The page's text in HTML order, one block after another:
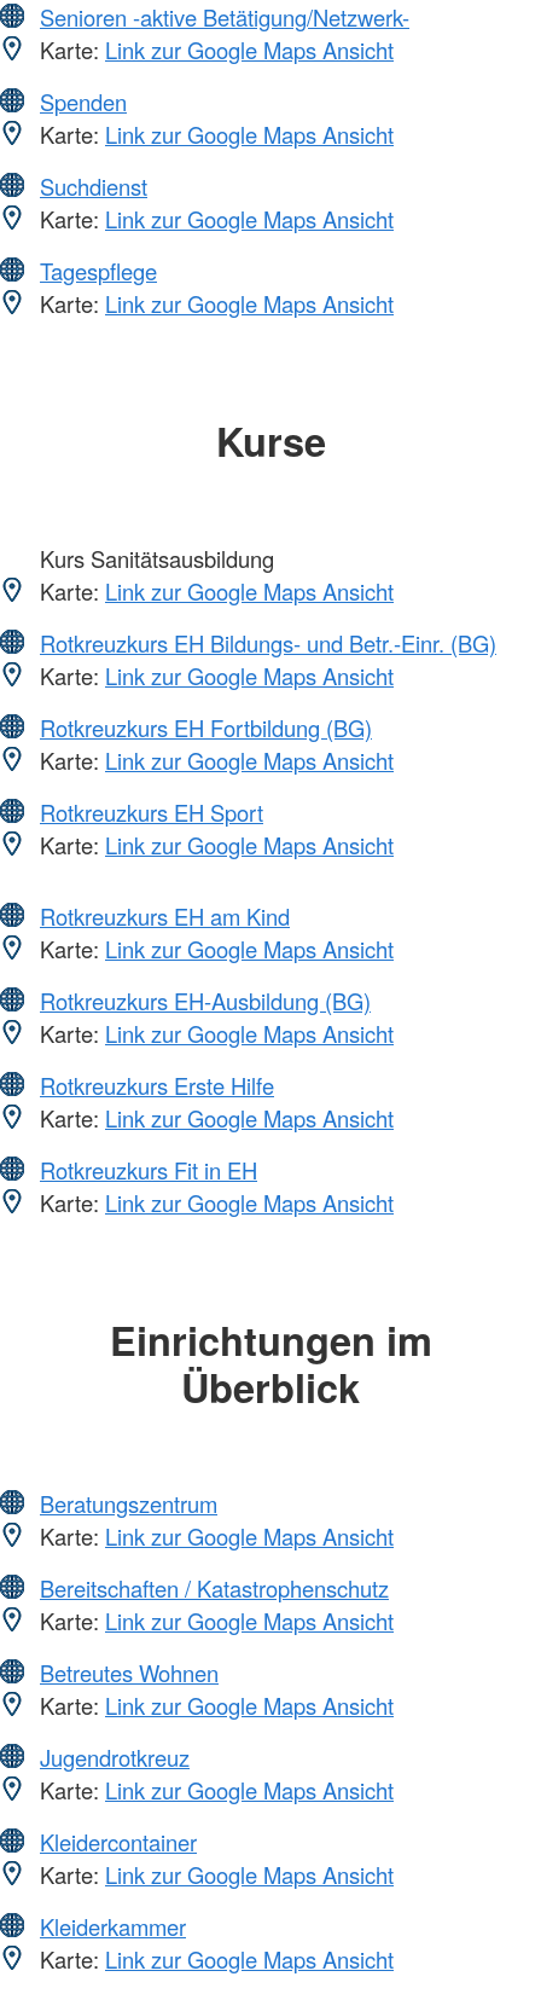
Senioren -aktive Betätigung/Netzwerk-
Karte: Link zur Google Maps Ansicht
Spenden
Karte: Link zur Google Maps Ansicht
Suchdienst
Karte: Link zur Google Maps Ansicht
Tagespflege
Karte: Link zur Google Maps Ansicht
Kurse
Kurs Sanitätsausbildung
Karte: Link zur Google Maps Ansicht
Rotkreuzkurs EH Bildungs- und Betr.-Einr. (BG)
Karte: Link zur Google Maps Ansicht
Rotkreuzkurs EH Fortbildung (BG)
Karte: Link zur Google Maps Ansicht
Rotkreuzkurs EH Sport
Karte: Link zur Google Maps Ansicht
Rotkreuzkurs EH am Kind
Karte: Link zur Google Maps Ansicht
Rotkreuzkurs EH-Ausbildung (BG)
Karte: Link zur Google Maps Ansicht
Rotkreuzkurs Erste Hilfe
Karte: Link zur Google Maps Ansicht
Rotkreuzkurs Fit in EH
Karte: Link zur Google Maps Ansicht
Einrichtungen im
Überblick
Beratungszentrum
Karte: Link zur Google Maps Ansicht
Bereitschaften / Katastrophenschutz
Karte: Link zur Google Maps Ansicht
Betreutes Wohnen
Karte: Link zur Google Maps Ansicht
Jugendrotkreuz
Karte: Link zur Google Maps Ansicht
Kleidercontainer
Karte: Link zur Google Maps Ansicht
Kleiderkammer
Karte: Link zur Google Maps Ansicht